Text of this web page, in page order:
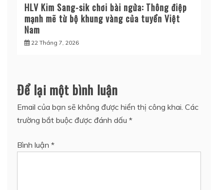
HLV Kim Sang-sik chơi bài ngửa: Thông điệp
mạnh mẽ từ bộ khung vàng của tuyển Việt
Nam
22 Tháng 7, 2026
Để lại một bình luận
Email của bạn sẽ không được hiển thị công khai. Các
trường bắt buộc được đánh dấu *
Bình luận *